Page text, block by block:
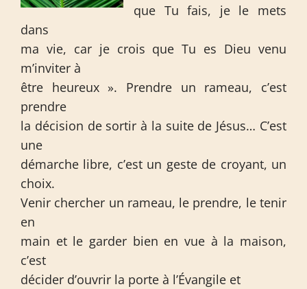
que Tu fais, je le mets
dans
ma vie, car je crois que Tu es Dieu venu
m’inviter à
être heureux ». Prendre un rameau, c’est
prendre
la décision de sortir à la suite de Jésus… C’est
une
démarche libre, c’est un geste de croyant, un
choix.
Venir chercher un rameau, le prendre, le tenir
en
main et le garder bien en vue à la maison,
c’est
décider d’ouvrir la porte à l’Évangile et